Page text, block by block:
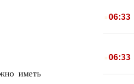
иметь
.06:33
.06:33